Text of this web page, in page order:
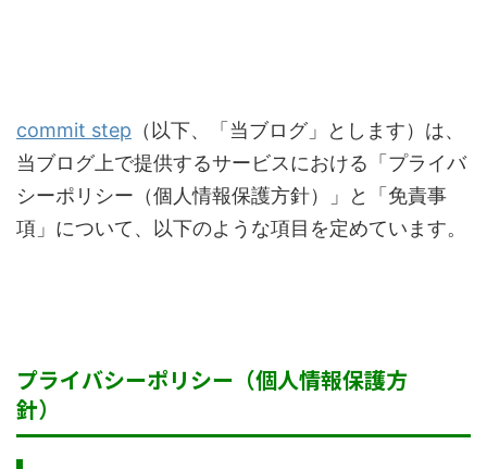
commit step （以下、「当ブログ」とします）は、
当ブログ上で提供するサービスにおける「プライバ
シーポリシー（個人情報保護方針）」と「免責事
項」について、以下のような項目を定めています。
プライバシーポリシー（個人情報保護方
針）